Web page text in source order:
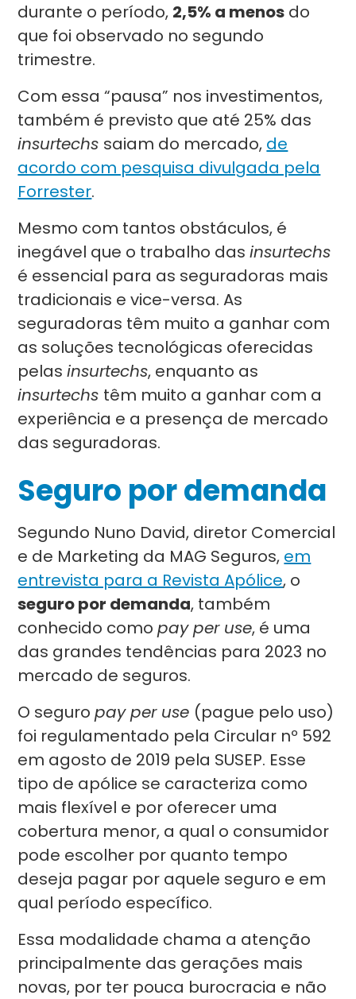
durante o período, 2,5% a menos do
que foi observado no segundo
trimestre.
Com essa “pausa” nos investimentos,
também é previsto que até 25% das
insurtechs saiam do mercado, de
acordo com pesquisa divulgada pela
Forrester.
Mesmo com tantos obstáculos, é
inegável que o trabalho dasinsurtechs
é essencial para as seguradoras mais
tradicionais e vice-versa. As
seguradoras têm muito a ganhar com
as soluções tecnológicas oferecidas
pelasinsurtechs, enquanto as
insurtechs têm muito a ganhar com a
experiência e a presença de mercado
das seguradoras.
Seguro por demanda
Segundo Nuno David, diretor Comercial
e de Marketing da MAG Seguros, em
entrevista para a Revista Apólice, o
seguro por demanda, também
conhecido comopay per use, é uma
das grandes tendências para 2023 no
mercado de seguros.
O seguropay per use (pague pelo uso)
foi regulamentado pela Circular nº 592
em agosto de 2019 pela SUSEP. Esse
tipo de apólice se caracteriza como
mais flexível e por oferecer uma
cobertura menor, a qual o consumidor
pode escolher por quanto tempo
deseja pagar por aquele seguro e em
qual período específico.
Essa modalidade chama a atenção
principalmente das gerações mais
novas, por ter pouca burocracia e não